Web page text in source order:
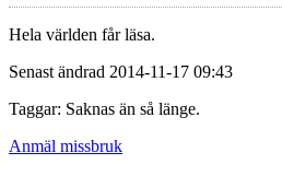
Hela världen får läsa.
Senast ändrad 2014-11-17 09:43
Taggar: Saknas än så länge.
Anmäl missbruk